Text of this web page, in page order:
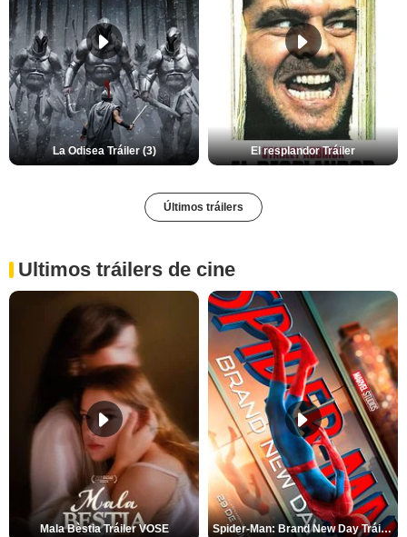
La Odisea Tráiler (3) El resplandor Tráiler
Últimos tráilers
Ultimos tráilers de cine
Mala Bèstia Tráiler VOSE Spider-Man: Brand New Day Tráiler (3)